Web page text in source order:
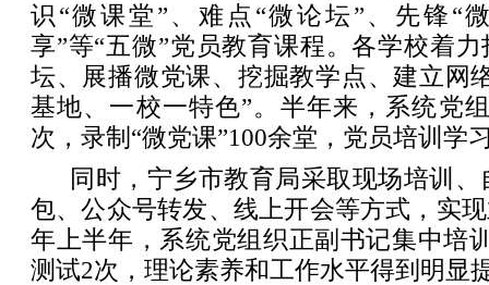
识“微课堂”、难点“微论坛”、先锋“
享”等“五微”党员教育课程。各学校着
坛、展播微党课、挖掘教学点、建立网
基地、一校一特色”。半年来，系统党
次，录制“微党课”100余堂，党员培训学
同时，宁乡市教育局采取现场培训、
包、公众号转发、线上开会等方式，实
年上半年，系统党组织正副书记集中培
测试2次，理论素养和工作水平得到明显